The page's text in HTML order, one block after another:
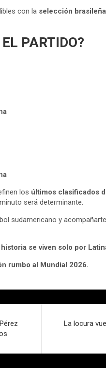
con la selección brasileña
PARTIDO?
los últimos clasificados
será determinante.
sudamericano y
se viven solo por
rumbo al Mundial 2026.
La locura